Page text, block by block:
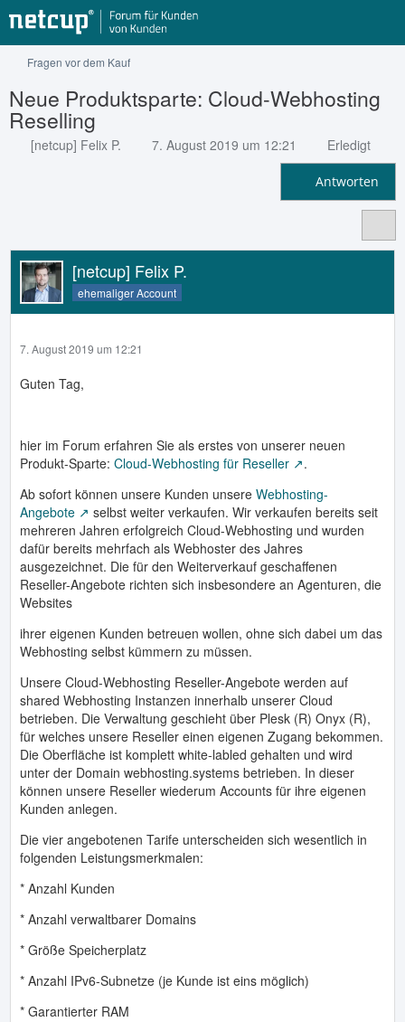
Fragen vor dem Kauf
Neue Produktsparte: Cloud-Webhosting
Reselling
[netcup] Felix P. 7. August 2019 um 12:21 Erledigt
Antworten
[netcup] Felix P.
ehemaliger Account
7. August 2019 um 12:21
Guten Tag,
hier im Forum erfahren Sie als erstes von unserer neuen
Produkt-Sparte: Cloud-Webhosting für Reseller
.
Ab sofort können unsere Kunden unsere Webhosting-
Angebote
selbst weiter verkaufen. Wir verkaufen bereits seit
mehreren Jahren erfolgreich Cloud-Webhosting und wurden
dafür bereits mehrfach als Webhoster des Jahres
ausgezeichnet. Die für den Weiterverkauf geschaffenen
Reseller-Angebote richten sich insbesondere an Agenturen, die
Websites
ihrer eigenen Kunden betreuen wollen, ohne sich dabei um das
Webhosting selbst kümmern zu müssen.
Unsere Cloud-Webhosting Reseller-Angebote werden auf
shared Webhosting Instanzen innerhalb unserer Cloud
betrieben. Die Verwaltung geschieht über Plesk (R) Onyx (R),
für welches unsere Reseller einen eigenen Zugang bekommen.
Die Oberfläche ist komplett white-labled gehalten und wird
unter der Domain webhosting.systems betrieben. In dieser
können unsere Reseller wiederum Accounts für ihre eigenen
Kunden anlegen.
Die vier angebotenen Tarife unterscheiden sich wesentlich in
folgenden Leistungsmerkmalen:
* Anzahl Kunden
* Anzahl verwaltbarer Domains
* Größe Speicherplatz
* Anzahl IPv6-Subnetze (je Kunde ist eins möglich)
* Garantierter RAM